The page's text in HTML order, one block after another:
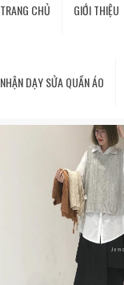
TRANG CHỦ GIỚI THIỆU
NHẬN DẠY SỬA QUẦN ÁO